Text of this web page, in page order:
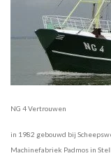
NG 4 Vertrouwen
in 1982 gebouwd bij
Machinefabriek Padmos in